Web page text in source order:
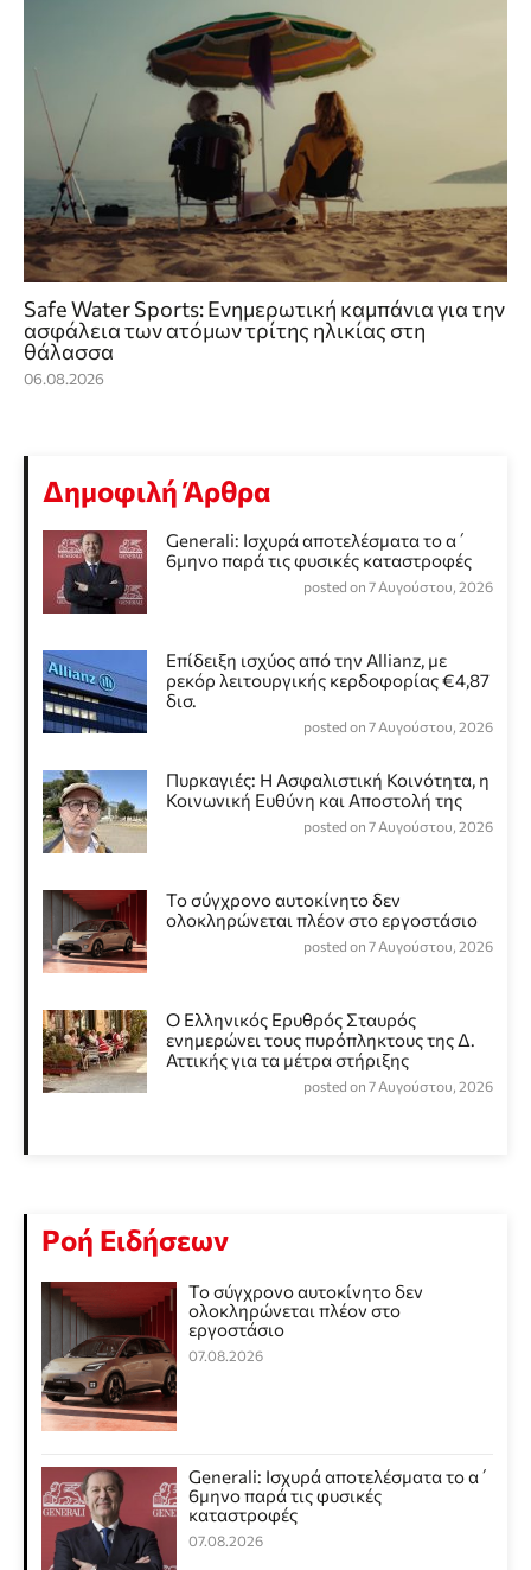
Safe Water Sports: Eνημερωτική καμπάνια για την
ασφάλεια των ατόμων τρίτης ηλικίας στη
θάλασσα
06.08.2026
Δημοφιλή Άρθρα
Generali: Ισχυρά αποτελέσματα το α΄
6μηνο παρά τις φυσικές καταστροφές
posted on 7 Αυγούστου, 2026
Επίδειξη ισχύος από την Allianz, με
ρεκόρ λειτουργικής κερδοφορίας €4,87
δισ.
posted on 7 Αυγούστου, 2026
Πυρκαγιές: Η Ασφαλιστική Κοινότητα, η
Κοινωνική Ευθύνη και Αποστολή της
posted on 7 Αυγούστου, 2026
Το σύγχρονο αυτοκίνητο δεν
ολοκληρώνεται πλέον στο εργοστάσιο
posted on 7 Αυγούστου, 2026
Ο Ελληνικός Ερυθρός Σταυρός
ενημερώνει τους πυρόπληκτους της Δ.
Αττικής για τα μέτρα στήριξης
posted on 7 Αυγούστου, 2026
Ροή Ειδήσεων
Το σύγχρονο αυτοκίνητο δεν
ολοκληρώνεται πλέον στο
εργοστάσιο
07.08.2026
Generali: Ισχυρά αποτελέσματα το α΄
6μηνο παρά τις φυσικές
καταστροφές
07.08.2026